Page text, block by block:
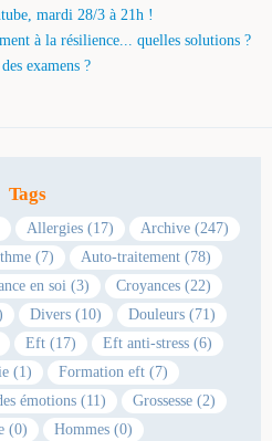
mardi 28/3 à 21h !
à la résilience... quelles solutions ?
examens ?
Tags
Allergies (17)
Archive (247)
(7)
Auto-traitement (78)
en soi (3)
Croyances (22)
Divers (10)
Douleurs (71)
Eft (17)
Eft anti-stress (6)
(1)
Formation eft (7)
émotions (11)
Grossesse (2)
(0)
Hommes (0)